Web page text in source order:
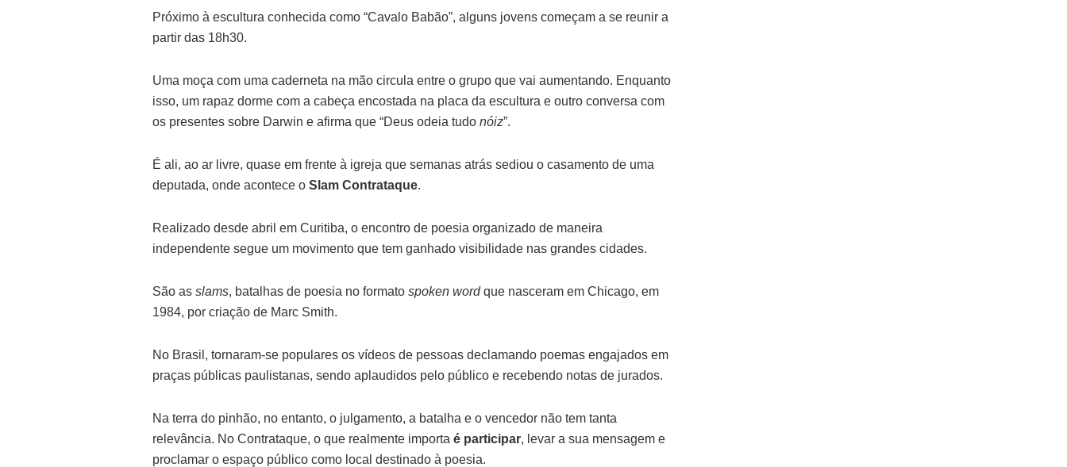
Próximo à escultura conhecida como “Cavalo Babão”, alguns jovens começam a se reunir a
partir das 18h30.
Uma moça com uma caderneta na mão circula entre o grupo que vai aumentando. Enquanto
isso, um rapaz dorme com a cabeça encostada na placa da escultura e outro conversa com
os presentes sobre Darwin e afirma que “Deus odeia tudo nóiz”.
É ali, ao ar livre, quase em frente à igreja que semanas atrás sediou o casamento de uma
deputada, onde acontece o Slam Contrataque.
Realizado desde abril em Curitiba, o encontro de poesia organizado de maneira
independente segue um movimento que tem ganhado visibilidade nas grandes cidades.
São as slams, batalhas de poesia no formato spoken wordque nasceram em Chicago, em
1984, por criação de Marc Smith.
No Brasil, tornaram-se populares os vídeos de pessoas declamando poemas engajados em
praças públicas paulistanas, sendo aplaudidos pelo público e recebendo notas de jurados.
Na terra do pinhão, no entanto, o julgamento, a batalha e o vencedor não tem tanta
relevância. No Contrataque, o que realmente importa é participar, levar a sua mensagem e
proclamar o espaço público como local destinado à poesia.